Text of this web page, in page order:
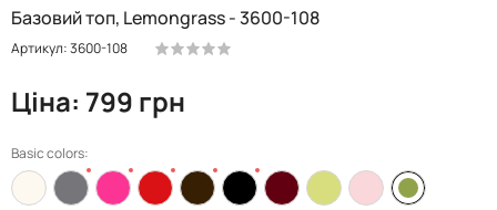
Базовий топ, Lemongrass - 3600-108
Артикул: 3600-108
Ціна: 799 грн
Basic colors: